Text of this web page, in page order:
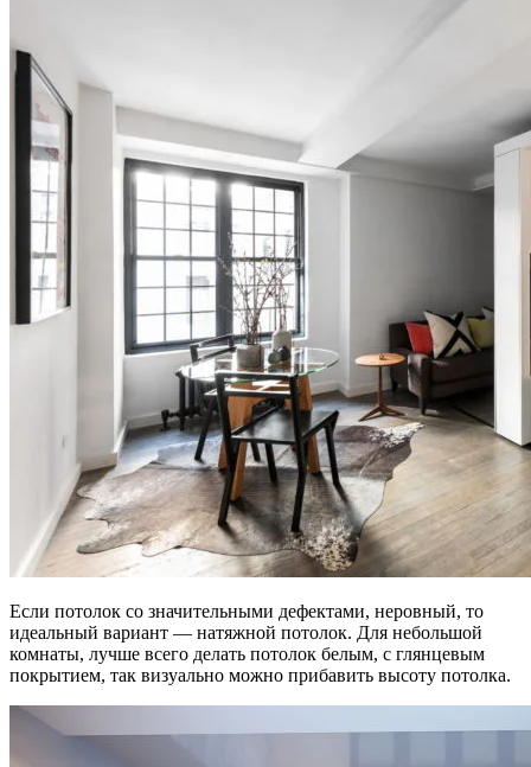
Если потолок со значительными дефектами, неровный, то
идеальный вариант — натяжной потолок. Для небольшой
комнаты, лучше всего делать потолок белым, с глянцевым
покрытием, так визуально можно прибавить высоту потолка.